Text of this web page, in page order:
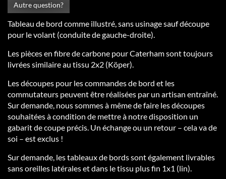
Autre question?
Tableau de bord comme illustré, sans usinage sauf découpe
pour le volant (conduite de gauche-droite).
Les pièces en fibre de carbone pour Caterham sont toujours
livrées similaire au tissu 2x2 (Köper).
Les découpes pour les commandes de bord et les
commutateurs peuvent être réalisées par un artisan entraîné.
Sur demande, nous sommes à même de faire les découpes
souhaitées à condition de mettre à notre disposition un
gabarit de coupe précis. Un échange ou un retour – cela va de
soi – est exclus !
Sur demande, les tableaux de bords sont également livrables
sans oreilles latérales et dans le tissu plus fin 1x1 (lin).